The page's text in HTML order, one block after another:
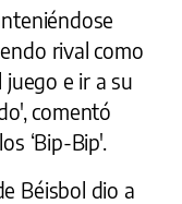
rival como
e ir a su
comentó
‘Bip-Bip'.
Béisbol dio a